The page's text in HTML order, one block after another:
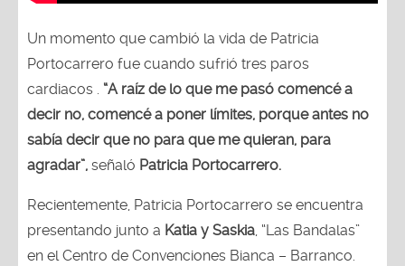
Un momento que cambió la vida de Patricia
Portocarrero fue cuando sufrió tres paros
cardiacos . “A raíz de lo que me pasó comencé a
decir no, comencé a poner límites, porque antes no
sabía decir que no para que me quieran, para
agradar”, señaló Patricia Portocarrero.
Recientemente, Patricia Portocarrero se encuentra
presentando junto a Katia y Saskia, “Las Bandalas”
en el Centro de Convenciones Bianca – Barranco.